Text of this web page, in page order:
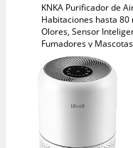
KNKA Purificador de
Habitaciones hasta 80
Olores, Sensor
Fumadores y